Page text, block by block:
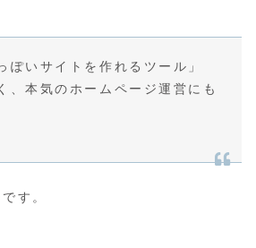
ぽいサイトを作れるツール」
、本気のホームページ運営にも
す。